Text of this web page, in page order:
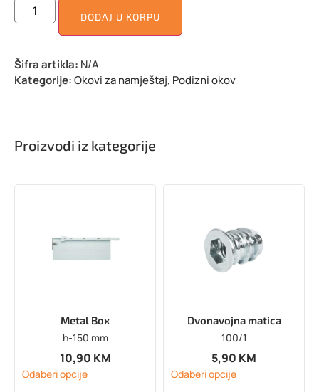
DODAJ U KORPU
Šifra artikla: N/A
Kategorije:Okovi za namještaj, Podizni okov
Proizvodi iz kategorije
Metal Box
h-150 mm
10,90 KM
Odaberi opcije
Dvonavojna matica
100/1
5,90 KM
Odaberi opcije